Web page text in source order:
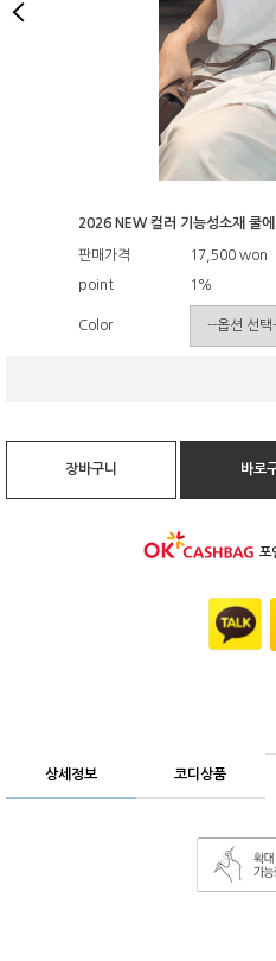
2026 NEW 컬러 기능성소재 쿨
판매가격 17,500won
point 1%
Color
장바구니 바로
포
상세정보 코디상품